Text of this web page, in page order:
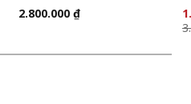
2.800.000 ₫